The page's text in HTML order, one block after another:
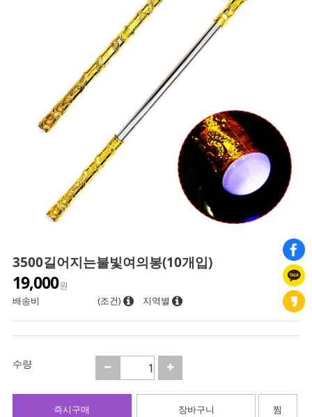
3500길어지는불빛여의봉(10개입)
19,000원
배송비
(조건) 지역별
수량
즉시구매 장바구니 찜